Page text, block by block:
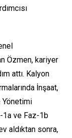
Özmen, kariyer
attı. Kalyon
İnşaat,
Yönetimi
1a ve Faz-1b
aldıktan sonra,